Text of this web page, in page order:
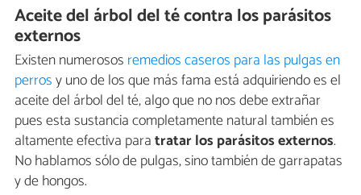
Aceite del árbol del té contra los parásitos
externos
Existen numerosos remedios caseros para las pulgas en
perrosy uno de los que más fama está adquiriendo es el
aceite del árbol del té, algo que no nos debe extrañar
pues esta sustancia completamente natural también es
altamente efectiva paratratar los parásitos externos.
No hablamos sólo de pulgas, sino también de garrapatas
y de hongos.